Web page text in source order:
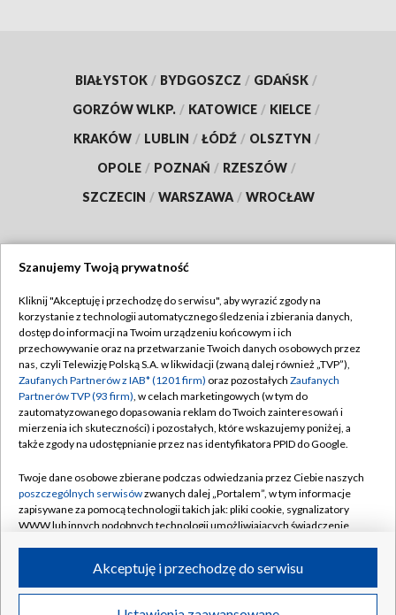
BIAŁYSTOK / BYDGOSZCZ / GDAŃSK /
GORZÓW WLKP. / KATOWICE / KIELCE /
KRAKÓW / LUBLIN / ŁÓDŹ / OLSZTYN /
OPOLE / POZNAŃ / RZESZÓW /
SZCZECIN / WARSZAWA / WROCŁAW
TVP
Abonament TVP
Emisja w TVP
Centrum informacji TVP
Naziemna Telewizja Cyfrowa
Rada Programowa
System NOS
Informacje o nadawcy
Program dla prasy
Regulamin TVP
Polityka prywatności
Moje zgody
Pomoc
Kontakt
Kanały
©2026 Telewizja Polska S.A. w likwidacji
Szanujemy Twoją prywatność
Kliknij "Akceptuję i przechodzę do serwisu", aby wyrazić zgody na
korzystanie z technologii automatycznego śledzenia i zbierania danych,
dostęp do informacji na Twoim urządzeniu końcowym i ich
przechowywanie oraz na przetwarzanie Twoich danych osobowych przez
nas, czyli Telewizję Polską S.A. w likwidacji (zwaną dalej również „TVP”),
Zaufanych Partnerów z IAB* (1201 firm) oraz pozostałych Zaufanych
Partnerów TVP (93 firm), w celach marketingowych (w tym do
zautomatyzowanego dopasowania reklam do Twoich zainteresowań i
mierzenia ich skuteczności) i pozostałych, które wskazujemy poniżej, a
także zgody na udostępnianie przez nas identyfikatora PPID do Google.
Twoje dane osobowe zbierane podczas odwiedzania przez Ciebie naszych
poszczególnych serwisówzwanych dalej „Portalem”, w tym informacje
zapisywane za pomocą technologii takich jak: pliki cookie, sygnalizatory
WWW lub innych podobnych technologii umożliwiających świadczenie
ruchu w Internecie.
Twoje dane osobowe zbierane podczas odwiedzania przez Ciebie
Akceptuję i przechodzę do serwisu